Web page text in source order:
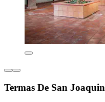
Termas De San Joaquin